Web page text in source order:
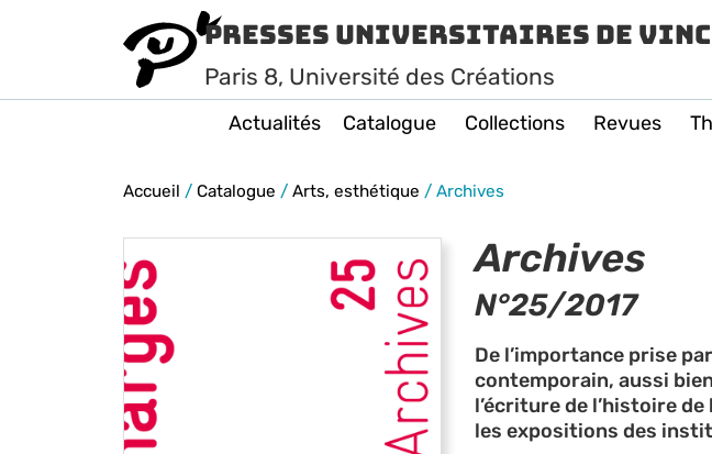
Presses Universitaires de
Paris 8, Université des Créations
Actualités Catalogue Collections Revues
Accueil / Catalogue / Arts, esthétique / Archives
Archives
N°25/2017
De l’importance prise
contemporain, aussi
l’écriture de l’histoire
les expositions des